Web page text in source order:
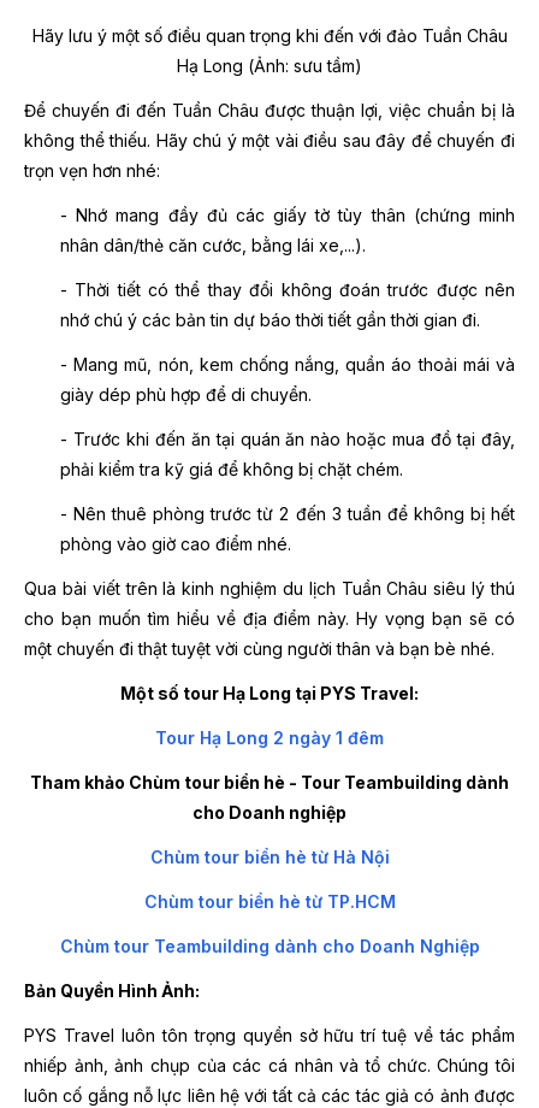
Hãy lưu ý một số điều quan trọng khi đến với đảo Tuần Châu
Hạ Long (Ảnh: sưu tầm)
Để chuyến đi đến Tuần Châu được thuận lợi, việc chuẩn bị là
không thể thiếu. Hãy chú ý một vài điều sau đây để chuyến đi
trọn vẹn hơn nhé:
- Nhớ mang đầy đủ các giấy tờ tùy thân (chứng minh
nhân dân/thẻ căn cước, bằng lái xe,...).
- Thời tiết có thể thay đổi không đoán trước được nên
nhớ chú ý các bản tin dự báo thời tiết gần thời gian đi.
- Mang mũ, nón, kem chống nắng, quần áo thoải mái và
giày dép phù hợp để di chuyển.
- Trước khi đến ăn tại quán ăn nào hoặc mua đồ tại đây,
phải kiểm tra kỹ giá để không bị chặt chém.
- Nên thuê phòng trước từ 2 đến 3 tuần để không bị hết
phòng vào giờ cao điểm nhé.
Qua bài viết trên là kinh nghiệm du lịch Tuần Châu siêu lý thú
cho bạn muốn tìm hiểu về địa điểm này. Hy vọng bạn sẽ có
một chuyến đi thật tuyệt vời cùng người thân và bạn bè nhé.
Một số tour Hạ Long tại PYS Travel:
Tour Hạ Long 2 ngày 1 đêm
Tham khảo Chùm tour biển hè - Tour Teambuilding dành
cho Doanh nghiệp
Chùm tour biển hè từ Hà Nội
Chùm tour biển hè từ TP.HCM
Chùm tour Teambuilding dành cho Doanh Nghiệp
Bản Quyền Hình Ảnh:
PYS Travel luôn tôn trọng quyền sở hữu trí tuệ về tác phẩm
nhiếp ảnh, ảnh chụp của các cá nhân và tổ chức. Chúng tôi
luôn cố gắng nỗ lực liên hệ với tất cả các tác giả có ảnh được